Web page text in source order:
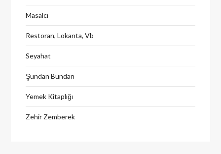
Masalcı
Restoran, Lokanta, Vb
Seyahat
Şundan Bundan
Yemek Kitaplığı
Zehir Zemberek